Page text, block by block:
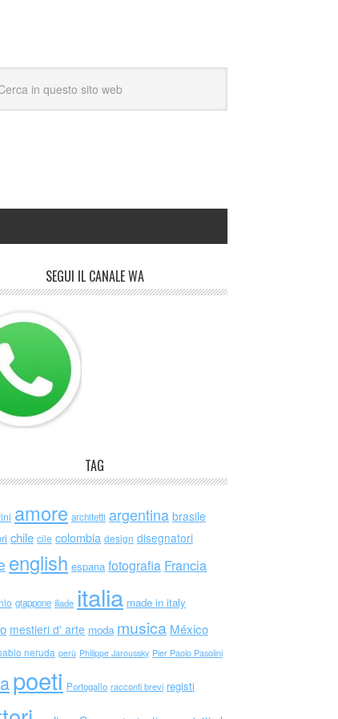
SEGUI IL CANALE WA
TAG
amore architetti argentina brasile
chile cile colombia design disegnatori
english espana fotografia Francia
giappone iliade italia made in italy
mestieri d' arte moda musica México
neruda perù Philippe Jaroussky Pier Paolo Pasolini
poeti Portogallo racconti brevi registi